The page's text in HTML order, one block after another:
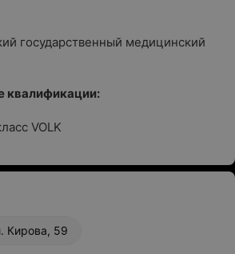
государственный медицинский
квалификации:
VOLK
Кирова, 59